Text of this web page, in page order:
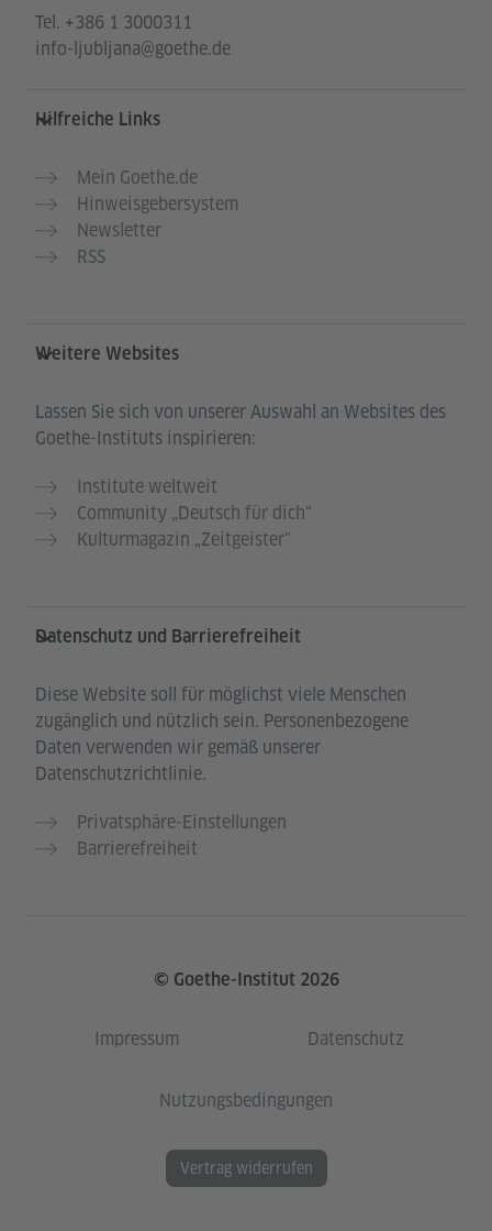
Tel. +386 1 3000311
info-ljubljana@goethe.de
Hilfreiche Links
Mein Goethe.de
Hinweisgebersystem
Newsletter
RSS
Weitere Websites
Lassen Sie sich von unserer Auswahl an Websites des
Goethe-Instituts inspirieren:
Institute weltweit
Community „Deutsch für dich“
Kulturmagazin „Zeitgeister"
Datenschutz und Barrierefreiheit
Diese Website soll für möglichst viele Menschen
zugänglich und nützlich sein. Personenbezogene
Daten verwenden wir gemäß unserer
Datenschutzrichtlinie.
Privatsphäre-Einstellungen
Barrierefreiheit
© Goethe-Institut 2026
Impressum Datenschutz
Nutzungsbedingungen
Vertrag widerrufen